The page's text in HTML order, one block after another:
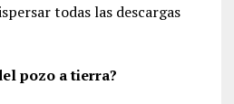
todas las descargas
pozo a tierra?